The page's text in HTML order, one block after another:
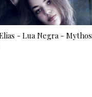
- Lua Negra - Mythos